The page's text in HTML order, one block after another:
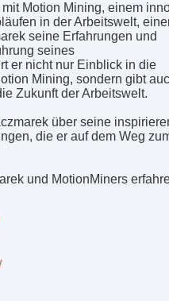
Motion Mining, einem
in der Arbeitswelt,
seine Erfahrungen und
seines
er nicht nur Einblick in die
Mining, sondern gibt
Zukunft der Arbeitswelt.
über seine
die er auf dem Weg
und MotionMiners